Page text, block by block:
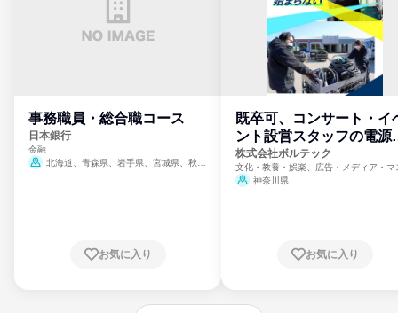
事務職員・総合職コース
日本銀行
金融
北海道、青森県、岩手県、宮城県、秋田
崎県、熊本県、大分県、宮崎県、鹿児島県、
お気に入り
既卒可、コンサート・イ
ント設営スタッフの電源
門
株式会社ボルテック
文化・教養・娯楽、広告・メディア・マ
ミ、電力・ガス・水道・エネルギー
神奈川県
お気に入り